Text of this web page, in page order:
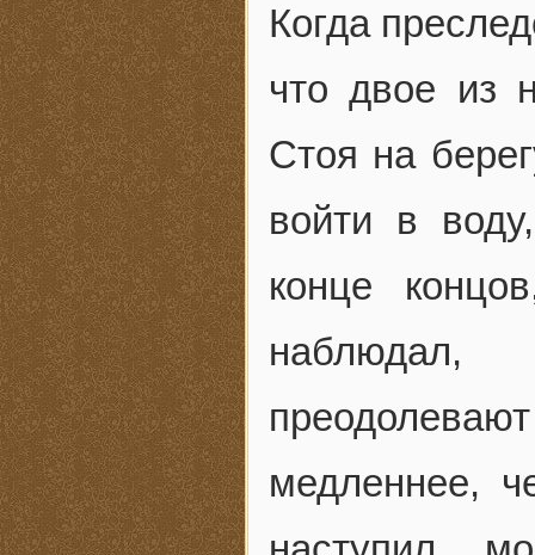
Когда
что двое из
Стоя на
войти в
конце
наблюдал,
медленнее,